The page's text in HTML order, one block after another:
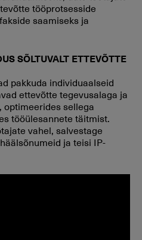
tööprotsesside
saamiseks ja
SÕLTUVALT ETTEVÕTTE
pakkuda individuaalseid
ettevõtte tegevusalaga ja
optimeerides sellega
tööülesannete täitmist.
vahel, salvestage
ja teisi IP-